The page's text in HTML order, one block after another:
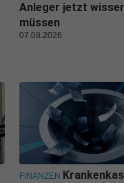
Anleger jetzt
müssen
07.08.2026
FINANZEN